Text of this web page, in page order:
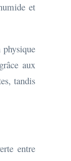
et
aux
tandis
entre